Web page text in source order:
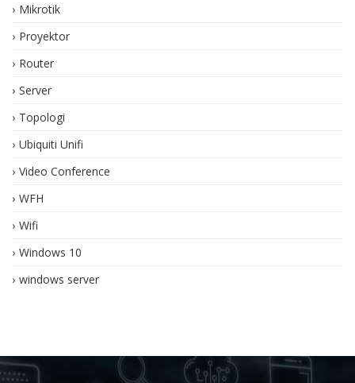
Mikrotik
Proyektor
Router
Server
Topologi
Ubiquiti Unifi
Video Conference
WFH
Wifi
Windows 10
windows server